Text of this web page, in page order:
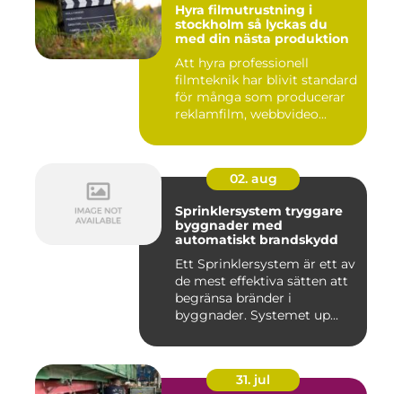
Hyra filmutrustning i
stockholm så lyckas du
med din nästa produktion
Att hyra professionell
filmteknik har blivit standard
för många som producerar
reklamfilm, webbvideo...
02. aug
Sprinklersystem tryggare
byggnader med
automatiskt brandskydd
Ett Sprinklersystem är ett av
de mest effektiva sätten att
begränsa bränder i
byggnader. Systemet up...
31. jul